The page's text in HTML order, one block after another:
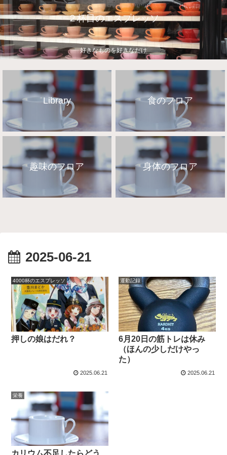
２杯目のエスプレッソ
好きなものを好きなだけ
Library 食のフロア
趣味のフロア 身体のフロア
2025-06-21
4000杯のエスプレッソ
押しの娘はだれ？
2025.06.21
運動記録
6月20日の筋トレは休み
（ほんの少しだけやっ
た）
2025.06.21
栄養